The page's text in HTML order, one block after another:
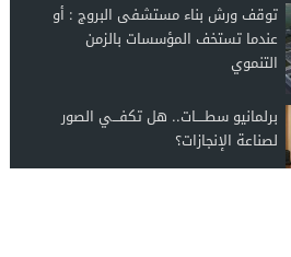
توقف ورش بناء مستشفى البروج : أو
عندما تستخف المؤسسات بالزمن
التنموي
برلمانيو سطــــات.. هل تكفـــي الصور
لصناعة الإنجازات؟